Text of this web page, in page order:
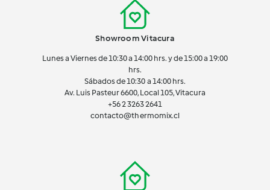
Showroom Vitacura
Lunes a Viernes de 10:30 a 14:00 hrs. y de 15:00 a 19:00
hrs.
Sábados de 10:30 a 14:00 hrs.
Av. Luis Pasteur 6600, Local 105, Vitacura
+56 2 3263 2641
contacto@thermomix.cl